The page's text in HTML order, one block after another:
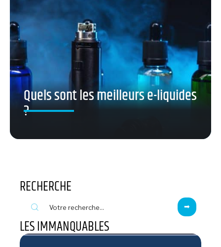
Quels sont les meilleurs e-liquides
?
RECHERCHE
LES IMMANQUABLES